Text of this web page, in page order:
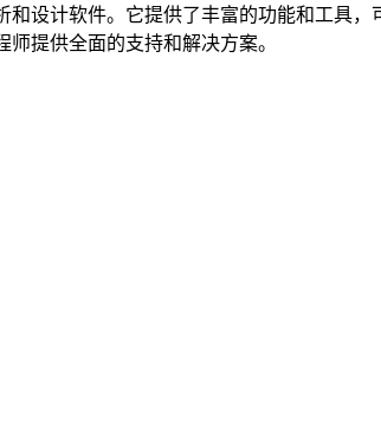
设计软件。它提供了丰富的功能和工具
提供全面的支持和解决方案。